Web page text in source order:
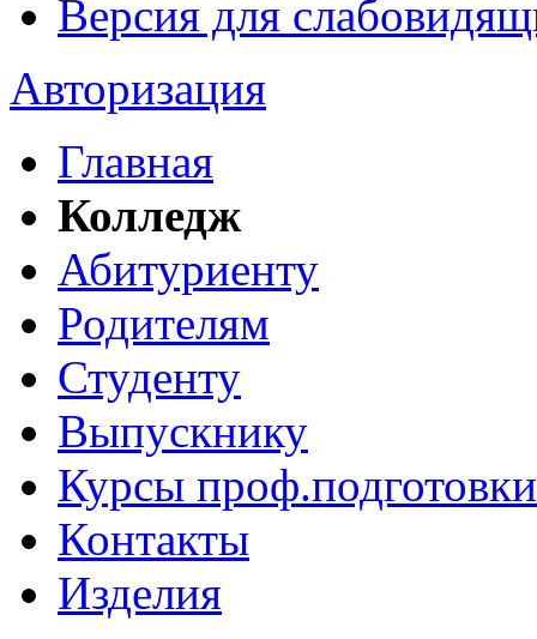
Версия для
Авторизация
Главная
Колледж
Абитуриенту
Родителям
Студенту
Выпускнику
Курсы проф.подготовки
Контакты
Изделия